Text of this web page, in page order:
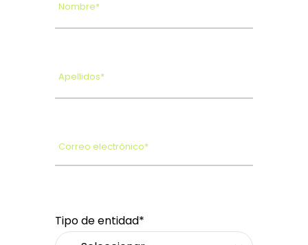
Nombre*
Apellidos*
Correo electrónico*
Tipo de entidad*